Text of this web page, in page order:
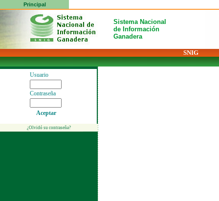
Principal
Sistema Nacional
de Información
Ganadera
SNIG
Usuario
Contraseña
Aceptar
¿Olvidó su contraseña?